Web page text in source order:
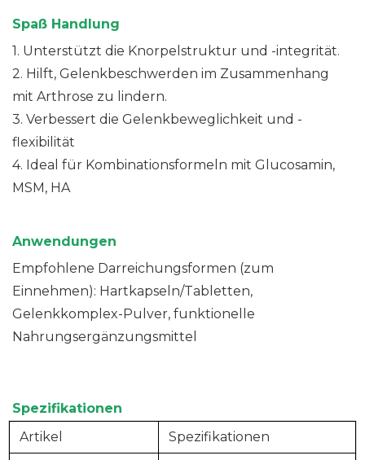
Spaß Handlung
1. Unterstützt die Knorpelstruktur und -integrität.
2. Hilft, Gelenkbeschwerden im Zusammenhang
mit Arthrose zu lindern.
3. Verbessert die Gelenkbeweglichkeit und -
flexibilität
4. Ideal für Kombinationsformeln mit Glucosamin,
MSM, HA
Anwendungen
Empfohlene Darreichungsformen (zum
Einnehmen): Hartkapseln/Tabletten,
Gelenkkomplex-Pulver, funktionelle
Nahrungsergänzungsmittel
Spezifikationen
Artikel
Spezifikationen